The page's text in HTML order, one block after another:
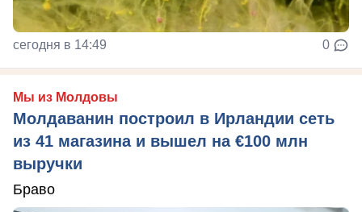
сегодня в 14:49 0
Мы из Молдовы
Молдаванин построил в Ирландии сеть
из 41 магазина и вышел на €100 млн
выручки
Браво